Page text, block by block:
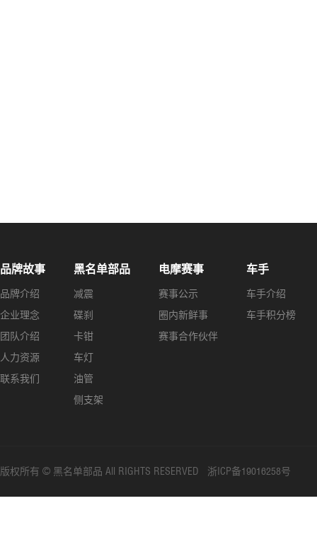
品牌故事
品牌介绍
企业理念
团队介绍
人力资源
联系我们
黑名单部品
减震
碟刹
卡钳
车灯
油管
侧支架
电摩赛事
赛事公示
圈内新鲜事
赛事合作伙伴
车手
车手介绍
车手积分榜
版权所有 © 黑名单部品 All RIGHTS RESERVED 浙ICP备19016258号